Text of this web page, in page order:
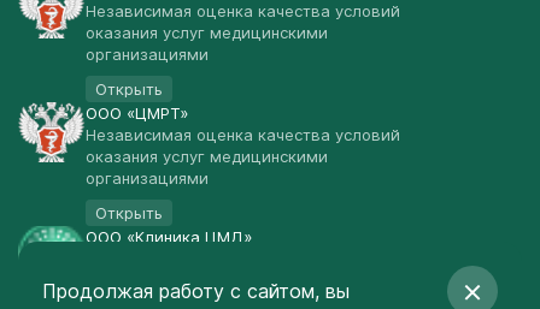
Независимая оценка качества условий
оказания услуг медицинскими
организациями
Открыть
ООО «ЦМРТ»
Независимая оценка качества условий
оказания услуг медицинскими
организациями
Открыть
ООО «Клиника ЦМД»
Открыть
Продолжая работу с сайтом, вы